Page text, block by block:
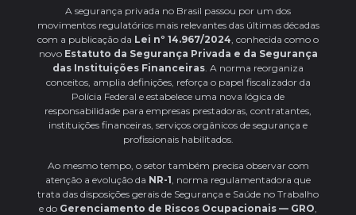
A segurança privada no Brasil passou por um dos
movimentos regulatórios mais relevantes das últimas décadas
com a publicação da Lei nº 14.967/2024, conhecida como o
novo Estatuto da Segurança Privada e da Segurança
das Instituições Financeiras. A norma reorganiza
conceitos, amplia definições, reforça o papel fiscalizador da
Polícia Federal e estabelece uma nova lógica de
responsabilidade para empresas prestadoras, contratantes,
instituições financeiras, serviços orgânicos de segurança e
profissionais habilitados.
Ao mesmo tempo, o setor também precisa observar com
atenção a evolução da NR-1 , norma regulamentadora que
trata das disposições gerais de Segurança e Saúde no Trabalho
e do Gerenciamento de Riscos Ocupacionais — GRO